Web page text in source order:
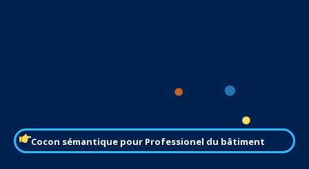
Cocon sémantique pour Professionel du bâtiment